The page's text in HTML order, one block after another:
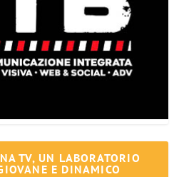
TV, UN LABORATORIO
E DINAMICO